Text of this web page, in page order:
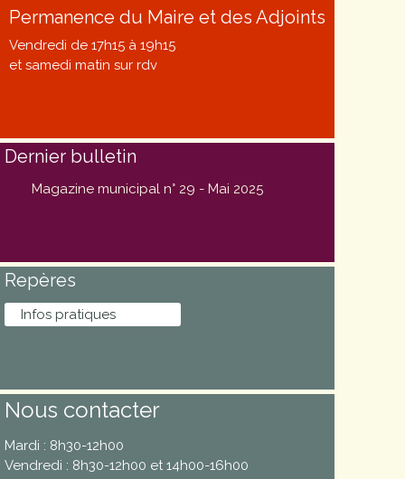
Permanence du Maire et des Adjoints
Vendredi de 17h15 à 19h15
et samedi matin sur rdv
Dernier bulletin
Magazine municipal n° 29 - Mai 2025
Repères
Infos pratiques
Nous contacter
Mardi : 8h30-12h00
Vendredi : 8h30-12h00 et 14h00-16h00